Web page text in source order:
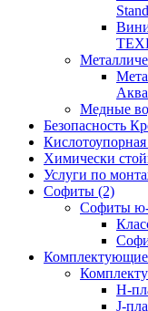
Медные
Безопасность
Химически
Услуги по
Софиты (2)
Софиты ю-
H-
J-